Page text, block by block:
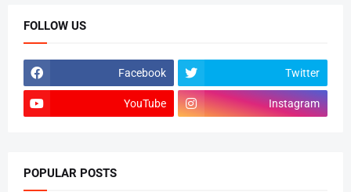
FOLLOW US
Facebook Twitter
YouTube Instagram
POPULAR POSTS